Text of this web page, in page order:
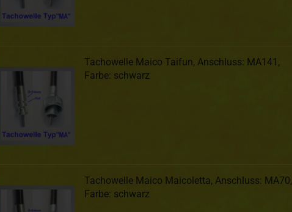
Tachowelle Maico Taifun, Anschluss: MA141,
Farbe: schwarz
Tachowelle Maico Maicoletta, Anschluss: MA70,
Farbe: schwarz